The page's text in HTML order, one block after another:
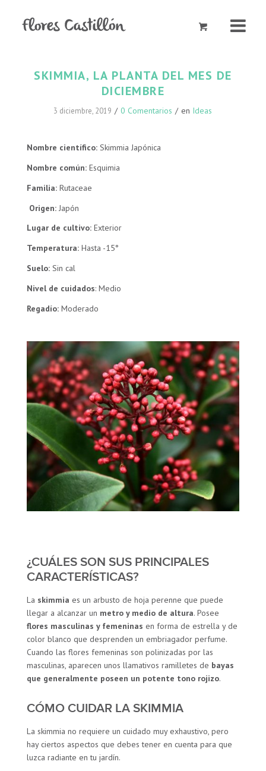
SKIMMIA, LA PLANTA DEL MES DE
DICIEMBRE
3 diciembre, 2019 / 0 Comentarios / en Ideas
Nombre científico: Skimmia Japónica
Nombre común: Esquimia
Familia: Rutaceae
Origen: Japón
Lugar de cultivo: Exterior
Temperatura: Hasta -15°
Suelo: Sin cal
Nivel de cuidados: Medio
Regadío:Moderado
¿CUÁLES SON SUS PRINCIPALES
CARACTERÍSTICAS?
La skimmia es un arbusto de hoja perenne que puede
llegar a alcanzar un metro y medio de altura. Posee
flores masculinas y femeninas en forma de estrella y de
color blanco que desprenden un embriagador perfume.
Cuando las flores femeninas son polinizadas por las
masculinas, aparecen unos llamativos ramilletes de bayas
que generalmente poseen un potente tono rojizo.
CÓMO CUIDAR LA SKIMMIA
La skimmia no requiere un cuidado muy exhaustivo, pero
hay ciertos aspectos que debes tener en cuenta para que
luzca radiante en tu jardín.